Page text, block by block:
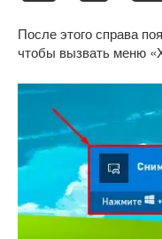
После этого справа
чтобы вызвать меню